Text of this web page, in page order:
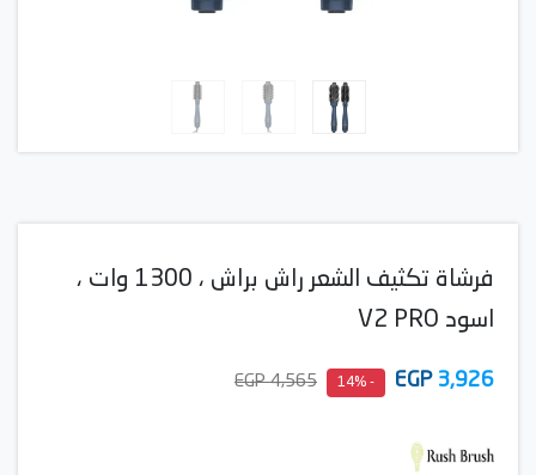
فرشاة تكثيف الشعر راش براش ، 1300 وات ،
اسود V2 PRO
3,926
EGP
- 14%
4,565 EGP